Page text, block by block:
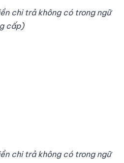
chi trả không có trong ngữ
cấp)
chi trả không có trong ngữ